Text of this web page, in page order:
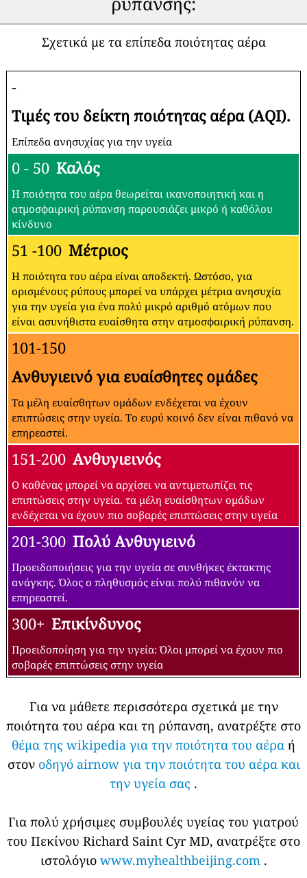
Σχετικά με τα επίπεδα ποιότητας αέρα
-
Τιμές του δείκτη ποιότητας αέρα (AQI).
Επίπεδα ανησυχίας για την υγεία
0 - 50 Καλός
Η ποιότητα του αέρα θεωρείται ικανοποιητική και η
ατμοσφαιρική ρύπανση παρουσιάζει μικρό ή καθόλου
κίνδυνο
51 -100 Μέτριος
Η ποιότητα του αέρα είναι αποδεκτή. Ωστόσο, για
ορισμένους ρύπους μπορεί να υπάρχει μέτρια ανησυχία
για την υγεία για ένα πολύ μικρό αριθμό ατόμων που
είναι ασυνήθιστα ευαίσθητα στην ατμοσφαιρική ρύπανση.
101-150
Ανθυγιεινό για ευαίσθητες ομάδες
Τα μέλη ευαίσθητων ομάδων ενδέχεται να έχουν
επιπτώσεις στην υγεία. Το ευρύ κοινό δεν είναι πιθανό να
επηρεαστεί.
151-200 Ανθυγιεινός
Ο καθένας μπορεί να αρχίσει να αντιμετωπίζει τις
επιπτώσεις στην υγεία. τα μέλη ευαίσθητων ομάδων
ενδέχεται να έχουν πιο σοβαρές επιπτώσεις στην υγεία
201-300 Πολύ Ανθυγιεινό
Προειδοποιήσεις για την υγεία σε συνθήκες έκτακτης
ανάγκης. Όλος ο πληθυσμός είναι πολύ πιθανόν να
επηρεαστεί.
300+ Επικίνδυνος
Προειδοποίηση για την υγεία: Όλοι μπορεί να έχουν πιο
σοβαρές επιπτώσεις στην υγεία
Για να μάθετε περισσότερα σχετικά με την
ποιότητα του αέρα και τη ρύπανση, ανατρέξτε στο
θέμα της wikipedia για την ποιότητα του αέρα ή
στον οδηγό airnow για την ποιότητα του αέρα και
την υγεία σας .
Για πολύ χρήσιμες συμβουλές υγείας του γιατρού
του Πεκίνου Richard Saint Cyr MD, ανατρέξτε στο
ιστολόγιο www.myhealthbeijing.com.